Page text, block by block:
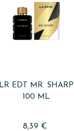
LR EDT MR. SHARP
100 ML
8,39 €